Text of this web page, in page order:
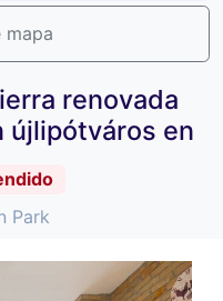
mapa
renovada
újlipótváros en
Park